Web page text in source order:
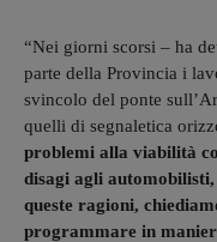
“Nei giorni scorsi – ha
parte della Provincia i
svincolo del ponte
quelli di segnaletica
problemi alla viabilità
disagi agli
queste ragioni,
programmare in